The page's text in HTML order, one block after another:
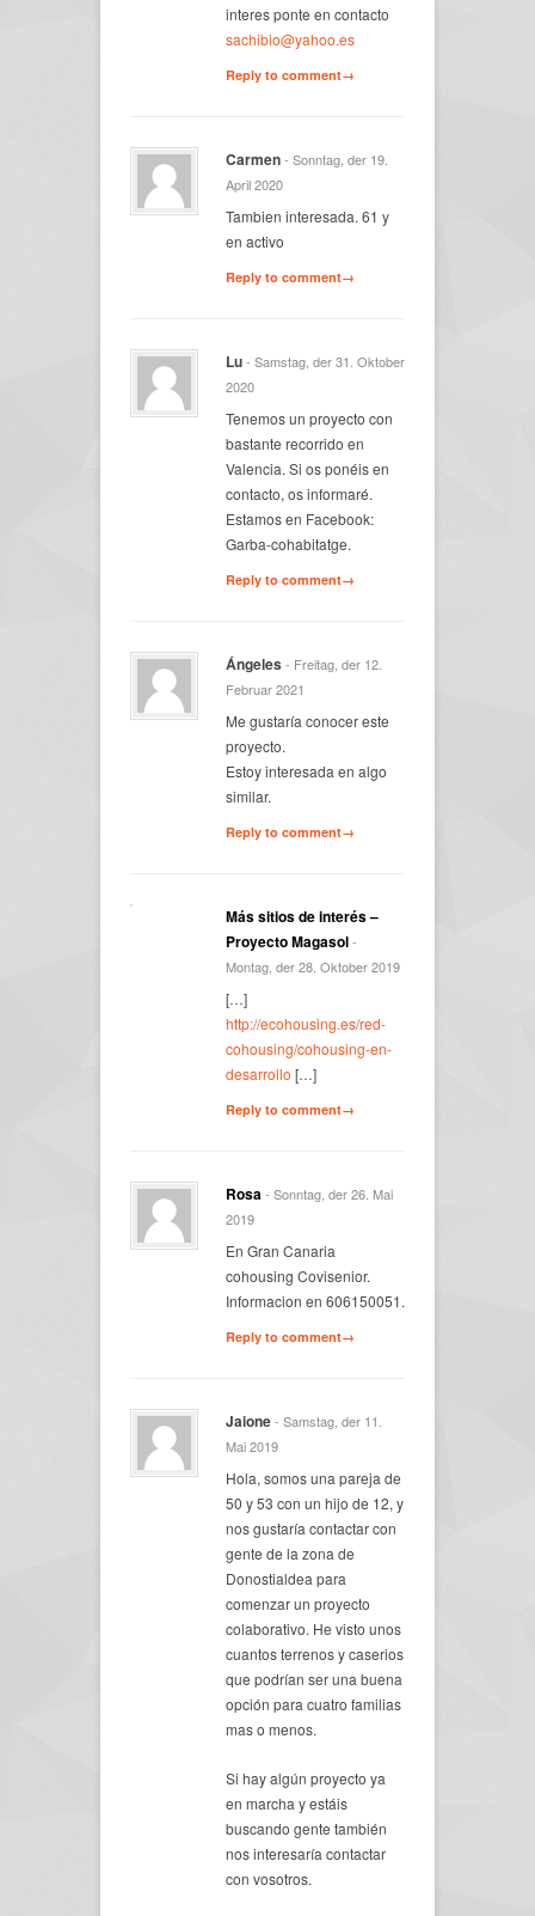
interes ponte en contacto
sachibio@yahoo.es
Reply to comment→
Carmen- Sonntag, der 19.
April 2020
Tambien interesada. 61 y
en activo
Reply to comment→
Lu- Samstag, der 31. Oktober
2020
Tenemos un proyecto con
bastante recorrido en
Valencia. Si os ponéis en
contacto, os informaré.
Estamos en Facebook:
Garba-cohabitatge.
Reply to comment→
Ángeles - Freitag, der 12.
Februar 2021
Me gustaría conocer este
proyecto.
Estoy interesada en algo
similar.
Reply to comment→
Más sitios de interés –
Proyecto Magasol-
Montag, der 28. Oktober 2019
[…]
http://ecohousing.es/red-
cohousing/cohousing-en-
desarrollo […]
Reply to comment→
Rosa- Sonntag, der 26. Mai
2019
En Gran Canaria
cohousing Covisenior.
Informacion en 606150051.
Reply to comment→
Jaione- Samstag, der 11.
Mai 2019
Hola, somos una pareja de
50 y 53 con un hijo de 12, y
nos gustaría contactar con
gente de la zona de
Donostialdea para
comenzar un proyecto
colaborativo. He visto unos
cuantos terrenos y caserios
que podrían ser una buena
opción para cuatro familias
mas o menos.
Si hay algún proyecto ya
en marcha y estáis
buscando gente también
nos interesaría contactar
con vosotros.